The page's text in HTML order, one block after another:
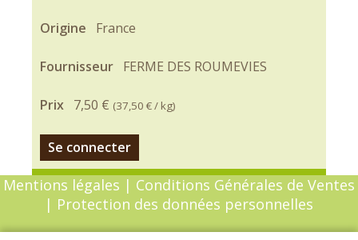
Origine France
Fournisseur FERME DES ROUMEVIES
Prix 7,50 € (37,50 €/ kg)
Se connecter
Mentions légales | Conditions Générales de Ventes
| Protection des données personnelles